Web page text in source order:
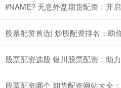
#NAME? 无息外盘期货配资：开
股票配资首选| 炒股配资排名：助
股票配资选股 银川股票配资：助
股票配资哪个 期货配资网站大全